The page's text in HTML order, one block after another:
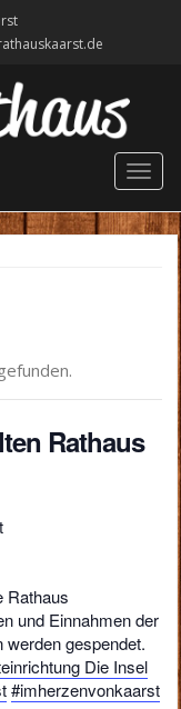
Rathaus
Rathaus
und Einnahmen der
gespendet.
Die Insel
#imherzenvonkaarst